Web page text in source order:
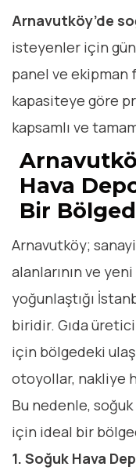
Arnavutköy’de
isteyenler için
panel ve ekipman
kapasiteye göre
kapsamlı ve
Hava
Bir
Arnavutköy;
alanlarının ve
yoğunlaştığı
biridir. Gıda
için bölgedeki
otoyollar, nakliye
Bu nedenle,
için ideal bir
1. Soğuk Hava